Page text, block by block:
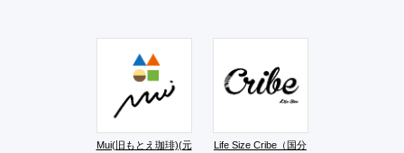
Mui(旧もとえ珈琲)(元
Life Size Cribe（国分